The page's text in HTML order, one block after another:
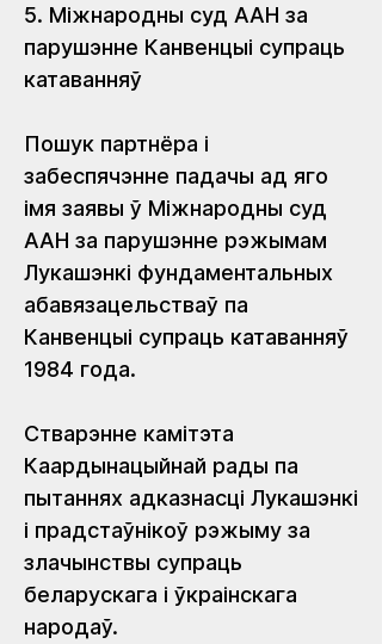
5. Міжнародны суд ААН за
парушэнне Канвенцыі супраць
катаванняў
Пошук партнёра і
забеспячэнне падачы ад яго
імя заявы ў Міжнародны суд
ААН за парушэнне рэжымам
Лукашэнкі фундаментальных
абавязацельстваў па
Канвенцыі супраць катаванняў
1984 года.
Стварэнне камітэта
Каардынацыйнай рады па
пытаннях адказнасці Лукашэнкі
і прадстаўнікоў рэжыму за
злачынствы супраць
беларускага і ўкраінскага
народаў.